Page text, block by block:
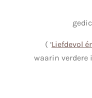
( ‘Liefdevol
waarin verdere